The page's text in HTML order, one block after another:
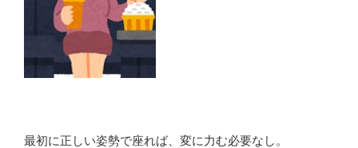
最初に正しい姿勢で座れば、変に力む必要なし。